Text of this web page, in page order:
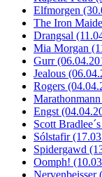
Elfmorgen
The Iron
Drangsal
Mia Morgan
Gurr
Jealous
Rogers
Engst
Scott
Sólstafir
Spidergawd
Oomph!
Nervenbeisser